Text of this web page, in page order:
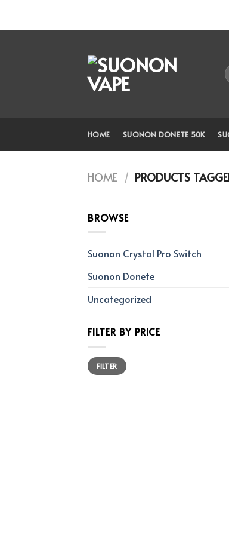
HOME SUONON DONETE 50K
HOME / PRODUCTS
BROWSE
Suonon Crystal Pro Switch
Suonon Donete
Uncategorized
FILTER BY PRICE
Min
price
Max
priceFILTER